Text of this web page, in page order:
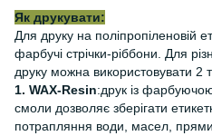
Як друкувати:
Для друку на поліпропіленовій
фарбучі стрічки-ріббони. Для
друку можна використовувати 2
1. WAX-Resin:друк із
смоли дозволяє зберігати
потрапляння води, масел,